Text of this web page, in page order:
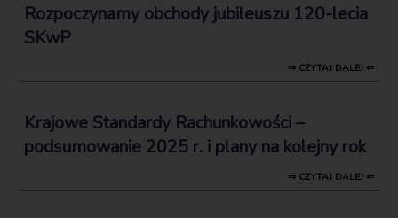
Rozpoczynamy obchody jubileuszu 120-lecia
SKwP
⇒ CZYTAJ DALEJ ⇐
Krajowe Standardy Rachunkowości –
podsumowanie 2025 r. i plany na kolejny rok
⇒ CZYTAJ DALEJ ⇐